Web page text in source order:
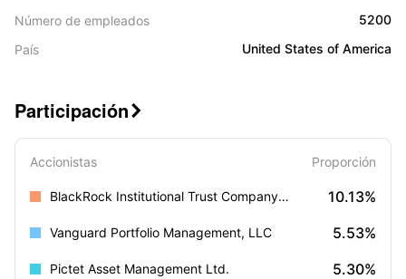
Número de empleados
5200
País
United States of America
Participación 
Accionistas Proporción
BlackRock Institutional Trust Company, N.A. 10.13%
Vanguard Portfolio Management, LLC 5.53%
Pictet Asset Management Ltd. 5.30%